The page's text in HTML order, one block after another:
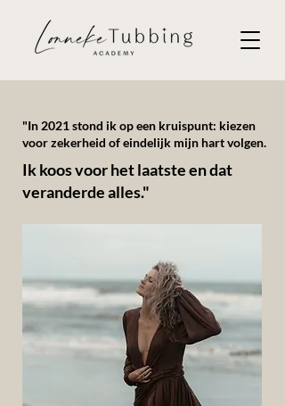
"In 2021 stond ik op een kruispunt: kiezen
voor zekerheid of eindelijk mijn hart volgen.
Ik koos voor het laatste en dat
veranderde alles."